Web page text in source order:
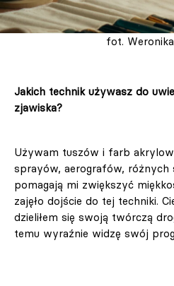
fot.
Jakich technik używasz do
zjawiska?
Używam tuszów i farb
sprayów, aerografów, różnych
pomagają mi zwiększyć
zajęło dojście do tej techniki.
dzieliłem się swoją twórczą
temu wyraźnie widzę swój